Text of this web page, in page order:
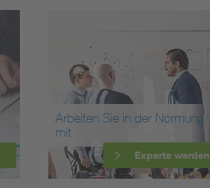
Arbeiten Sie in der Normung
mit
Experte werden